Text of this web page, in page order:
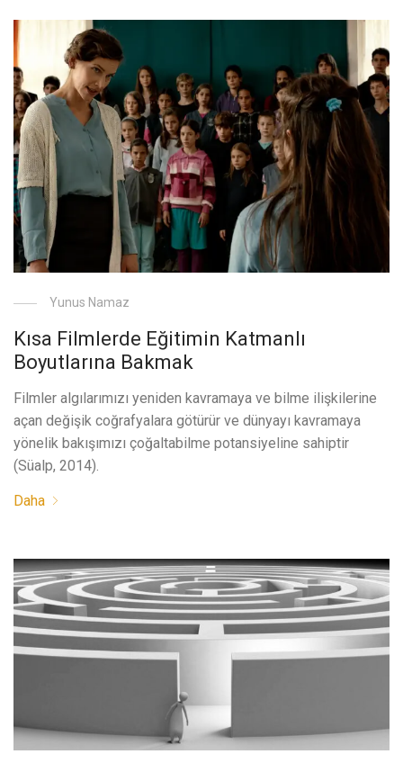
Yunus Namaz
Kısa Filmlerde Eğitimin Katmanlı
Boyutlarına Bakmak
Filmler algılarımızı yeniden kavramaya ve bilme ilişkilerine
açan değişik coğrafyalara götürür ve dünyayı kavramaya
yönelik bakışımızı çoğaltabilme potansiyeline sahiptir
(Süalp, 2014).
Daha